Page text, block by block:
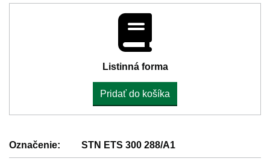
Listinná forma
Pridať do košíka
Označenie: STN ETS 300 288/A1